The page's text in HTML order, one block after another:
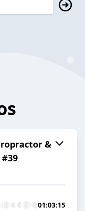
&
01:03:15